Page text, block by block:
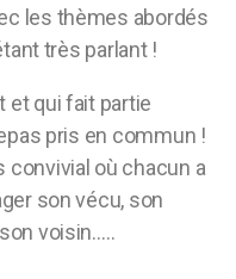
les thèmes abordés
très parlant !
et qui fait partie
pris en commun !
convivial où chacun a
son vécu, son
voisin…..